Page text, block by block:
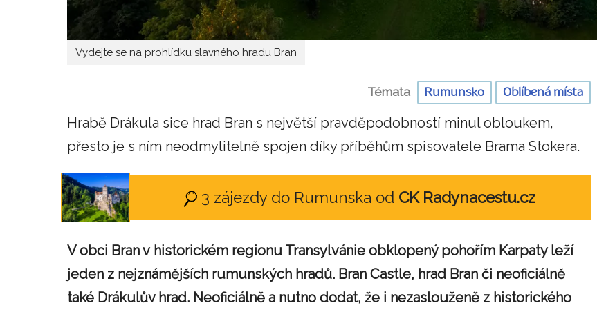
Vydejte se na prohlídku slavného hradu Bran
Témata Rumunsko Oblíbená místa
Hrabě Drákula sice hrad Bran s největší pravděpodobností minul obloukem,
přesto je s ním neodmylitelně spojen díky příběhům spisovatele Brama Stokera.
3 zájezdy do Rumunska od CK Radynacestu.cz
V obci Bran v historickém regionu Transylvánie obklopený pohořím Karpaty leží
jeden z nejznámějších rumunských hradů. Bran Castle, hrad Bran či neoficiálně
také Drákulův hrad. Neoficiálně a nutno dodat, že i nezaslouženě z historického